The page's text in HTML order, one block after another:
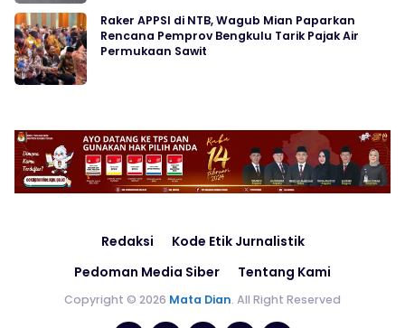
Raker APPSI di NTB, Wagub Mian Paparkan
Rencana Pemprov Bengkulu Tarik Pajak Air
Permukaan Sawit
Redaksi
Kode Etik Jurnalistik
Pedoman Media Siber
Tentang Kami
Copyright © 2026 Mata Dian. All Right Reserved